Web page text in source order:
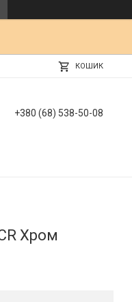
КОШИК
+380 (68) 538-50-08
Хром